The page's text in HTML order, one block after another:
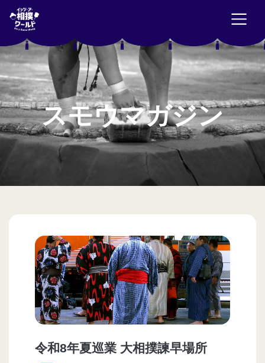
スモウマガジン
令和8年夏巡業 大相撲諫早場所